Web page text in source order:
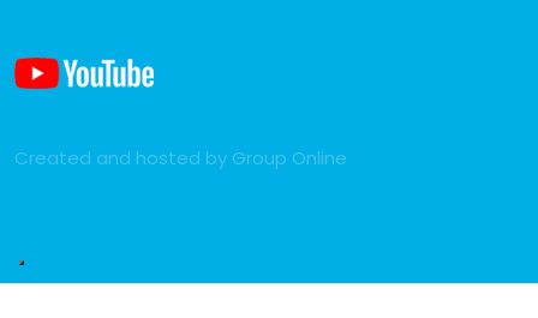
Created and hosted by Group Online